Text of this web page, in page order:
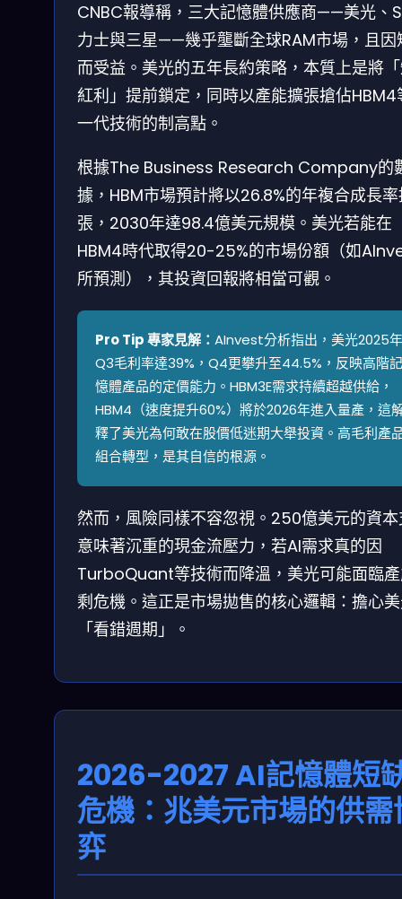
CNBC報導稱，三大記憶體供應商——美光、
力士與三星——幾乎壟斷全球RAM市場，且因
而受益。美光的五年長約策略，本質上是將
紅利」提前鎖定，同時以產能擴張搶佔HBM4
一代技術的制高點。
根據The Business Research Company的
據，HBM市場預計將以26.8%的年複合成長
張，2030年達98.4億美元規模。美光若能在
HBM4時代取得20-25%的市場份額（如
所預測），其投資回報將相當可觀。
Pro Tip 專家見解： AInvest分析指出，美光2025年
Q3毛利率達39%，Q4更攀升至44.5%，反映高階記
憶體產品的定價能力。HBM3E需求持續超越供給，
HBM4（速度提升60%）將於2026年進入量產，這
釋了美光為何敢在股價低迷期大舉投資。高毛利產
組合轉型，是其自信的根源。
然而，風險同樣不容忽視。250億美元的資
意味著沉重的現金流壓力，若AI需求真的因
TurboQuant等技術而降溫，美光可能面臨
剩危機。這正是市場拋售的核心邏輯：擔心
「看錯週期」。
2026-2027 AI記憶體短
危機：兆美元市場的供需
弈